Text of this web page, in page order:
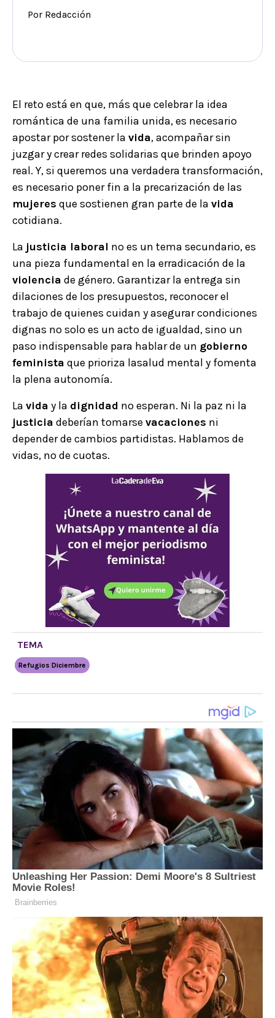
Por Redacción
El reto está en que, más que celebrar la idea
romántica de una familia unida, es necesario
apostar por sostener la vida, acompañar sin
juzgar y crear redes solidarias que brinden apoyo
real. Y, si queremos una verdadera transformación,
es necesario poner fin a la precarización de las
mujeres que sostienen gran parte de la vida
cotidiana.
La justicia laboral no es un tema secundario, es
una pieza fundamental en la erradicación de la
violencia de género. Garantizar la entrega sin
dilaciones de los presupuestos, reconocer el
trabajo de quienes cuidan y asegurar condiciones
dignas no solo es un acto de igualdad, sino un
paso indispensable para hablar de un gobierno
feminista que prioriza lasalud mental y fomenta
la plena autonomía.
La vida y la dignidad no esperan. Ni la paz ni la
justicia deberían tomarse vacaciones ni
depender de cambios partidistas. Hablamos de
vidas, no de cuotas.
TEMA
Refugios Diciembre